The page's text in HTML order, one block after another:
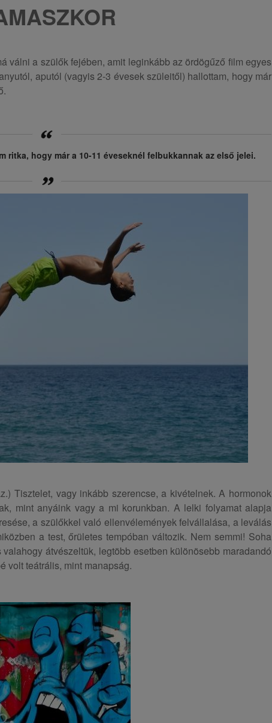
ó
válni a szülők fejében, amit leginkább az ördögűző film egyes
aputól (vagyis 2-3 évesek szüleitől) hallottam, hogy már
ritka, hogy már a 10-11 éveseknél felbukkannak az első jelei.
Tisztelet, vagy inkább szerencse, a kivételnek. A hormonok
mint anyáink vagy a mi korunkban. A lelki folyamat alapja
a szülőkkel való ellenvélemények felvállalása, a leválás
a test, őrületes tempóban változik. Nem semmi! Soha
átvészeltük, legtöbb esetben különösebb maradandó
volt teátrális, mint manapság.